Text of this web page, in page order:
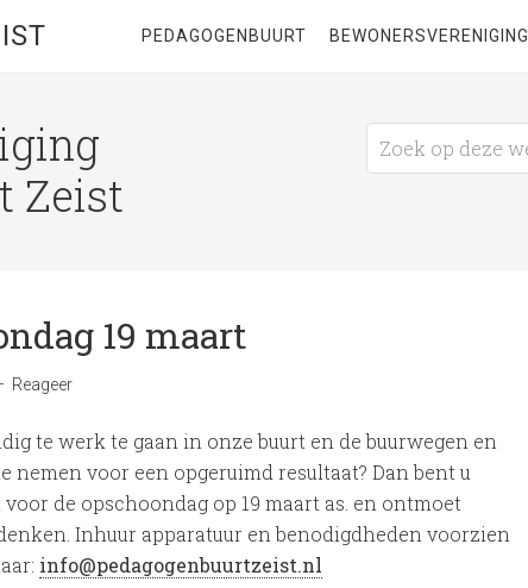
PEDAGOGENBUURT BEWONERSVERENIGING
Zeist
19 maart
Reageer
te werk te gaan in onze buurt en de buurwegen en
voor een opgeruimd resultaat? Dan bent u
de opschoondag op 19 maart as. en ontmoet
Inhuur apparatuur en benodigdheden voorzien
info@pedagogenbuurtzeist.nl